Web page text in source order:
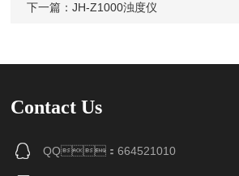
下一篇：JH-Z1000浊度仪
Contact Us
QQ：664521010